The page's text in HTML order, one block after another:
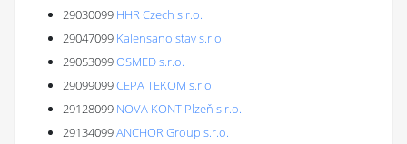
29030099 HHR Czech s.r.o.
29047099 Kalensano stav s.r.o.
29053099OSMED s.r.o.
29099099CEPA TEKOM s.r.o.
29128099 NOVA KONT Plzeň s.r.o.
29134099ANCHOR Group s.r.o.